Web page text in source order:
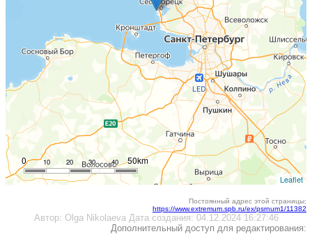
10
0 20 30 40 50km
Leaflet
Постоянный адрес этой страницы:
https://www.extremum.spb.ru/ex/psrnum1/11382
Автор: Olga NikolaevaДата создания: 04.12.2024 16:27:46
Дополнительный доступ для редактирования: